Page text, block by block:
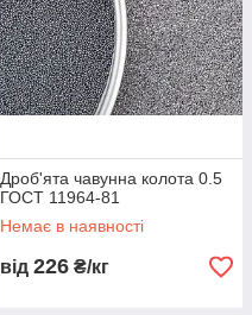
Дроб'ята чавунна колота 0.5
ГОСТ 11964-81
Немає в наявності
від 226 ₴/кг